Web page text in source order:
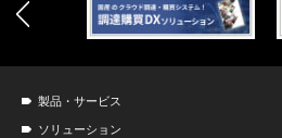
製品・サービス
ソリューション